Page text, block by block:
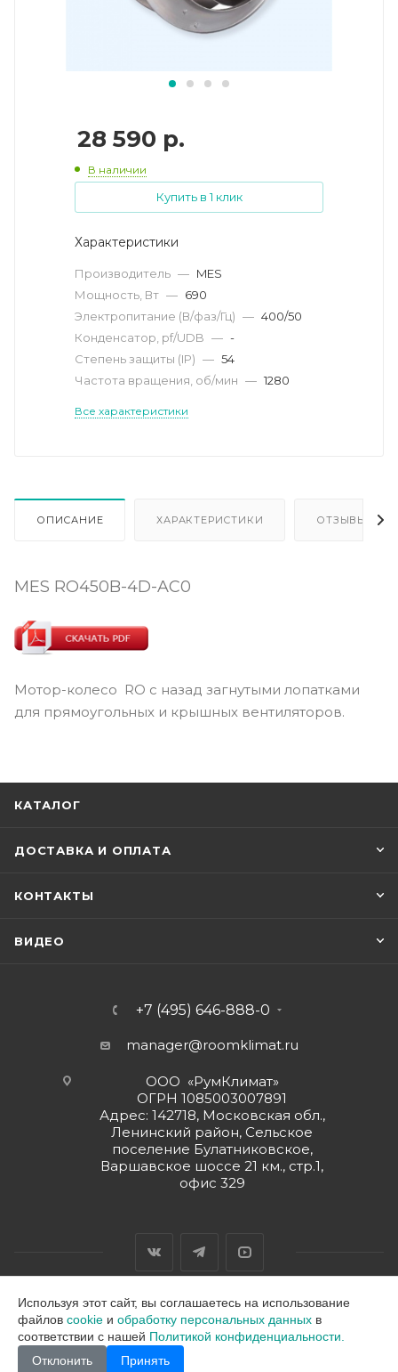
28 590 р.
В наличии
Купить в 1 клик
Характеристики
Производитель — MES
Мощность, Вт — 690
Электропитание (В/фаз/Гц) — 400/50
Конденсатор, pf/UDB — -
Степень защиты (IP) — 54
Частота вращения, об/мин — 1280
Все характеристики
ОПИСАНИЕ ХАРАКТЕРИСТИКИ ОТЗЫВЫ
MES RO450B-4D-AC0
Мотор-колесо RO с назад загнутыми лопатками
для прямоугольных и крышных вентиляторов.
КАТАЛОГ
ДОСТАВКА И ОПЛАТА
КОНТАКТЫ
ВИДЕО
+7 (495) 646-888-0
manager@roomklimat.ru
ООО «РумКлимат»
ОГРН 1085003007891
Адрес: 142718, Московская обл.,
Ленинский район, Сельское
поселение Булатниковское,
Варшавское шоссе 21 км., стр.1,
офис 329
2026 © ООО "РумКлимат"
Используя этот сайт, вы соглашаетесь на использование
файлов cookie и обработку персональных данных в
соответствии с нашей Политикой конфиденциальности.
Отклонить
Принять